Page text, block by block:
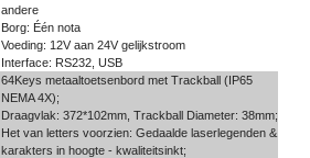
andere
Borg: Één nota
Voeding: 12V aan 24V gelijkstroom
Interface: RS232, USB
64Keys metaaltoetsenbord met Trackball (IP65
NEMA 4X);
Draagvlak: 372*102mm, Trackball Diameter: 38mm;
Het van letters voorzien: Gedaalde laserlegenden &
karakters in hoogte - kwaliteitsinkt;